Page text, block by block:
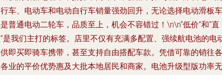
车、电动车和电动自行车销量强劲回升，无论选择电动滑板车
普通电动二轮车，品质至上，机会不容错过！\n\n“低价”和“直
是我们主打的标签。店里不仅有充满多配置、强续航电池的电
即买即骑车携带，甚至支持自由搭配车款。凭借可靠的销往各
业的平价优势惠及大批本地居民和商家。电池升级型版功率无